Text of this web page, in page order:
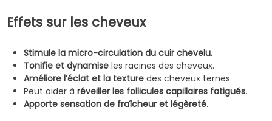
Effets sur les cheveux
Stimule la micro-circulation du cuir chevelu.
Tonifie et dynamiseles racines des cheveux.
Améliore l’éclat et la texturedes cheveux ternes.
Peut aider à réveiller les follicules capillaires fatigués.
Apporte sensation de fraîcheur et légèreté.